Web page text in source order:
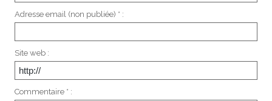
Adresse email (non publiée) * :
Site web :
Commentaire * :